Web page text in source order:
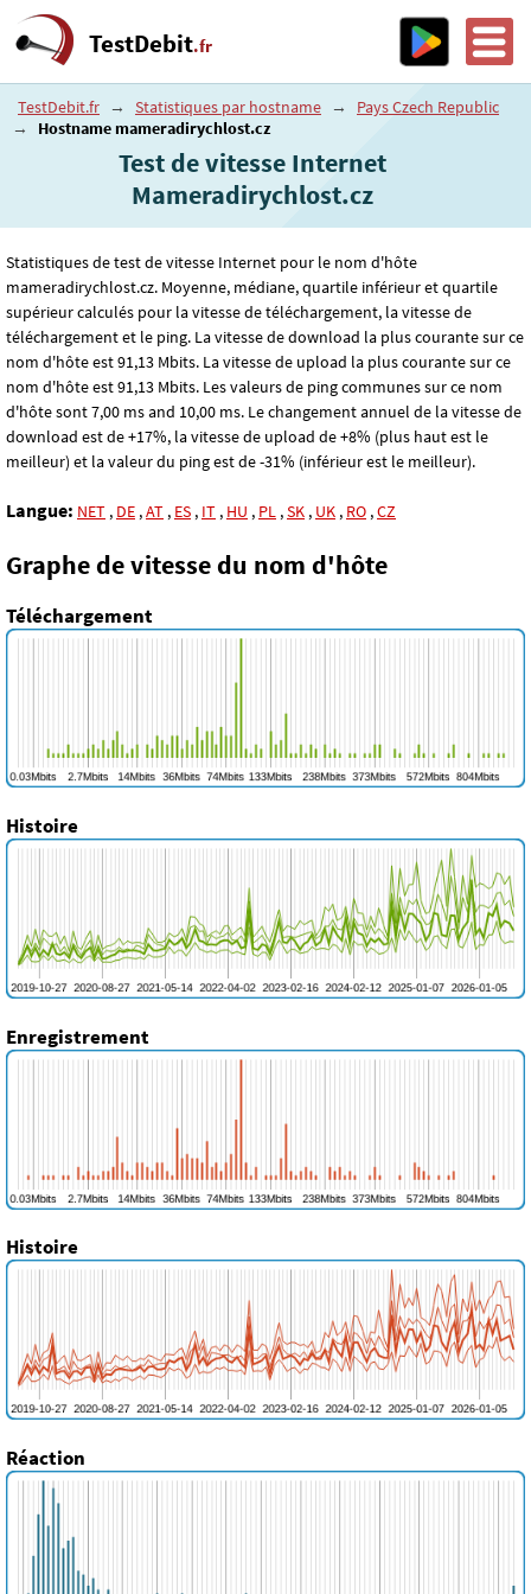
TestDebit.fr
TestDebit.fr → Statistiques par hostname →
Pays Czech Republic
→
Hostname mameradirychlost.cz
Test de vitesse Internet
Mameradirychlost.cz
Statistiques de test de vitesse Internet pour le nom d'hôte
mameradirychlost.cz. Moyenne, médiane, quartile inférieur et quartile
supérieur calculés pour la vitesse de téléchargement, la vitesse de
téléchargement et le ping. La vitesse de download la plus courante sur ce
nom d'hôte est 91,13 Mbits. La vitesse de upload la plus courante sur ce
nom d'hôte est 91,13 Mbits. Les valeurs de ping communes sur ce nom
d'hôte sont 7,00 ms and 10,00 ms. Le changement annuel de la vitesse de
download est de +17%, la vitesse de upload de +8% (plus haut est le
meilleur) et la valeur du ping est de -31% (inférieur est le meilleur).
Langue: NET , DE ,AT , ES , IT , HU , PL ,SK , UK , RO ,CZ
Graphe de vitesse du nom d'hôte
Téléchargement
Histoire
Enregistrement
Histoire
Réaction